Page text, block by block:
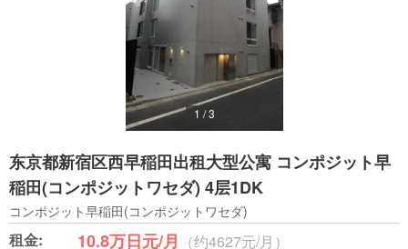
1 /3
东京都新宿区西早稲田出租大型公寓 コンポジット早
稲田(コンポジットワセダ) 4层1DK
コンポジット早稲田(コンポジットワセダ)
租金: 10.8万日元/月 （约4627元/月）